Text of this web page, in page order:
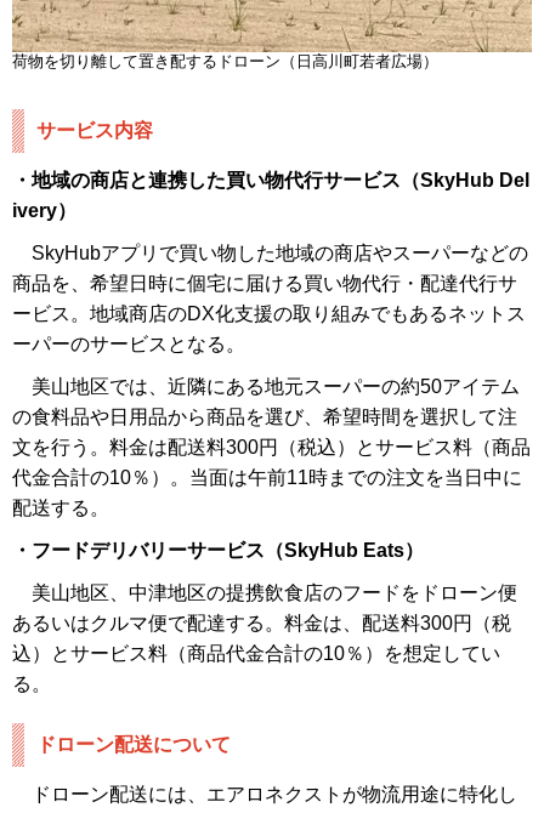
荷物を切り離して置き配するドローン（日高川町若者広場）
サービス内容
・地域の商店と連携した買い物代行サービス（SkyHub Del
ivery）
SkyHubアプリで買い物した地域の商店やスーパーなどの
商品を、希望日時に個宅に届ける買い物代行・配達代行サ
ービス。地域商店のDX化支援の取り組みでもあるネットス
ーパーのサービスとなる。
美山地区では、近隣にある地元スーパーの約50アイテム
の食料品や日用品から商品を選び、希望時間を選択して注
文を行う。料金は配送料300円（税込）とサービス料（商品
代金合計の10％）。当面は午前11時までの注文を当日中に
配送する。
・フードデリバリーサービス（SkyHub Eats）
美山地区、中津地区の提携飲食店のフードをドローン便
あるいはクルマ便で配達する。料金は、配送料300円（税
込）とサービス料（商品代金合計の10％）を想定してい
る。
ドローン配送について
ドローン配送には、エアロネクストが物流用途に特化し